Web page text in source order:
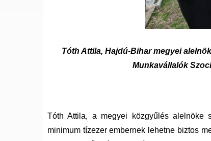
Tóth Attila, Hajdú-Bihar megyei
Munkavállalók
Tóth Attila, a megyei közgyűlés alelnöke
minimum tízezer embernek lehetne biztos